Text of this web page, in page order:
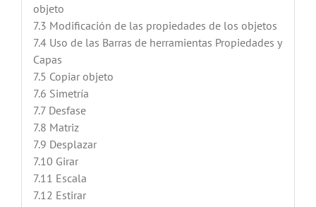
objeto
7.3 Modificación de las propiedades de los objetos
7.4 Uso de las Barras de herramientas Propiedades y
Capas
7.5 Copiar objeto
7.6 Simetría
7.7 Desfase
7.8 Matriz
7.9 Desplazar
7.10 Girar
7.11 Escala
7.12 Estirar